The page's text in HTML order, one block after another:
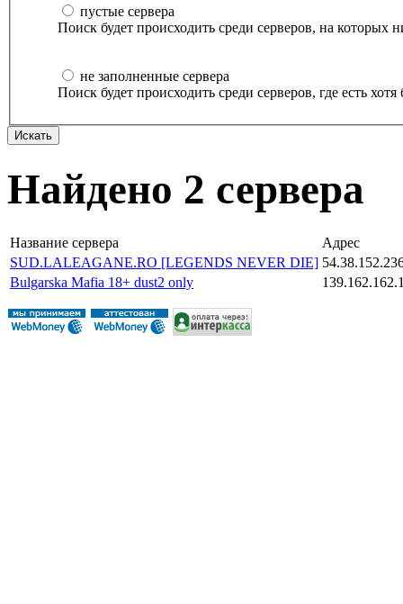
пустые сервера
Поиск будет происходить среди серверов, на которых
не заполненные сервера
Поиск будет происходить среди серверов, где есть
Найдено 2 сервера
Название сервера
Адрес
SUD.LALEAGANE.RO [LEGENDS NEVER DIE]
Bulgarska Mafia 18+ dust2 only